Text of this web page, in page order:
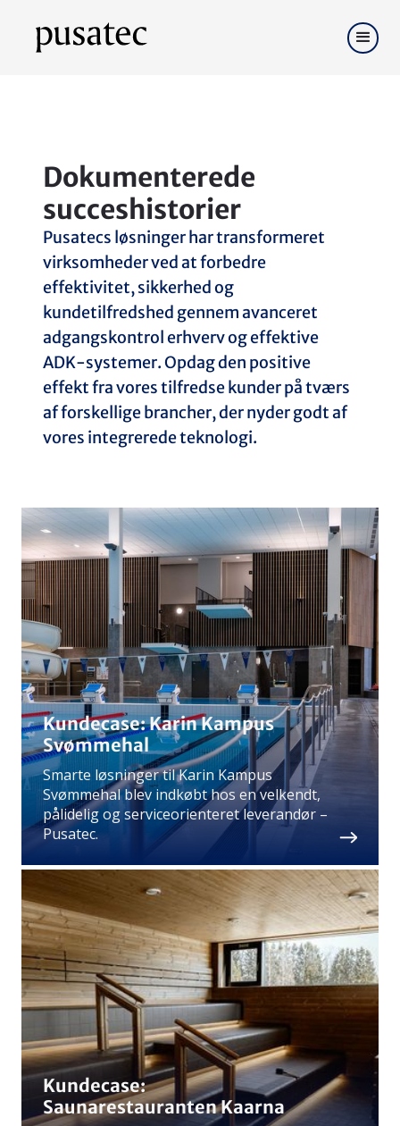
Dokumenterede
succeshistorier
Pusatecs løsninger har transformeret
virksomheder ved at forbedre
effektivitet, sikkerhed og
kundetilfredshed gennem avanceret
adgangskontrol erhverv og effektive
ADK-systemer. Opdag den positive
effekt fra vores tilfredse kunder på tværs
af forskellige brancher, der nyder godt af
vores integrerede teknologi.
Kundecase: Karin Kampus
Svømmehal
Smarte løsninger til Karin Kampus
Svømmehal blev indkøbt hos en velkendt,
pålidelig og serviceorienteret leverandør –
Pusatec.
Kundecase:
Saunarestauranten Kaarna